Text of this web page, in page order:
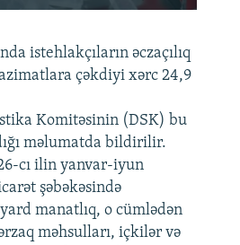
360p 480p
1080p
360p
480p
720p
1080p
istehlakçıların əczaçılıq
çəkdiyi xərc 24,9
Komitəsinin (DSK) bu
məlumatda bildirilir.
cı ilin yanvar-iyun
şəbəkəsində
manatlıq, o cümlədən
məhsulları, içkilər və